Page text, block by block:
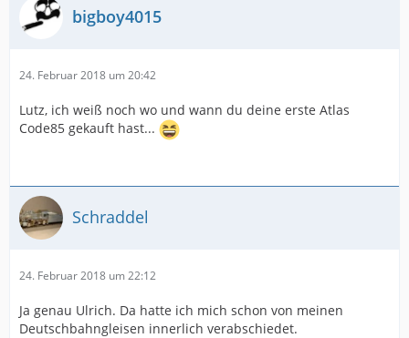
bigboy4015
24. Februar 2018 um 20:42
Lutz, ich weiß noch wo und wann du deine erste Atlas
Code85 gekauft hast...
Schraddel
24. Februar 2018 um 22:12
Ja genau Ulrich. Da hatte ich mich schon von meinen
Deutschbahngleisen innerlich verabschiedet.